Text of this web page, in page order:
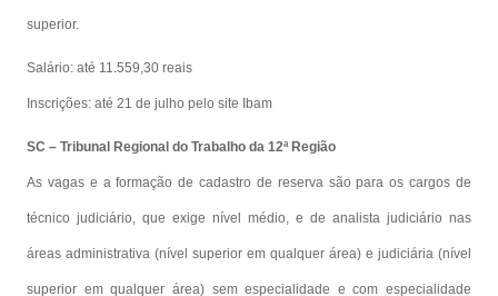
superior.
Salário: até 11.559,30 reais
Inscrições: até 21 de julho pelo site Ibam
SC – Tribunal Regional do Trabalho da 12ª Região
As vagas e a formação de cadastro de reserva são para os cargos de
técnico judiciário, que exige nível médio, e de analista judiciário nas
áreas administrativa (nível superior em qualquer área) e judiciária (nível
superior em qualquer área) sem especialidade e com especialidade